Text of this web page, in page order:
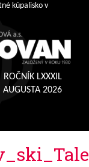
kúpalisko v
ROČNÍK LXXXIL
AUGUSTA 2026